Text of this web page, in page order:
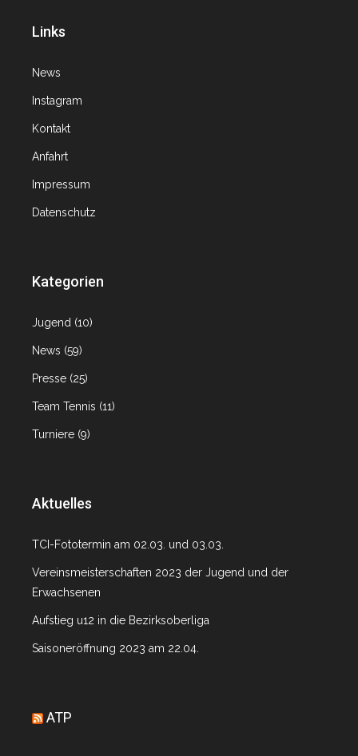
Links
News
Instagram
Kontakt
Anfahrt
Impressum
Datenschutz
Kategorien
Jugend (10)
News (59)
Presse (25)
Team Tennis (11)
Turniere (9)
Aktuelles
TCI-Fototermin am 02.03. und 03.03.
Vereinsmeisterschaften 2023 der Jugend und der
Erwachsenen
Aufstieg u12 in die Bezirksoberliga
Saisoneröffnung 2023 am 22.04.
ATP